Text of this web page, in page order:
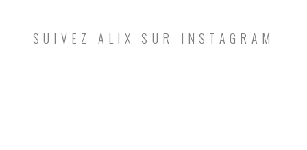
SUIVEZ ALIX SUR INSTAGRAM